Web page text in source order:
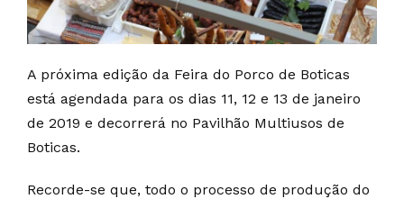
A próxima edição da Feira do Porco de Boticas
está agendada para os dias 11, 12 e 13 de janeiro
de 2019 e decorrerá no Pavilhão Multiusos de
Boticas.
Recorde-se que, todo o processo de produção do